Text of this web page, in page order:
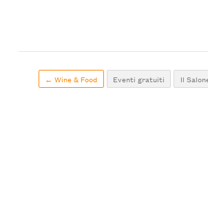
← Wine & Food Eventi gratuiti Il